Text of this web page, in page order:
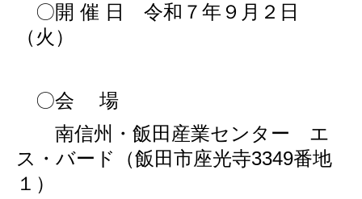
〇開 催 日 令和７年９月２日
（火）
〇会 場
南信州・飯田産業センター エ
ス・バード（飯田市座光寺3349番地
１）